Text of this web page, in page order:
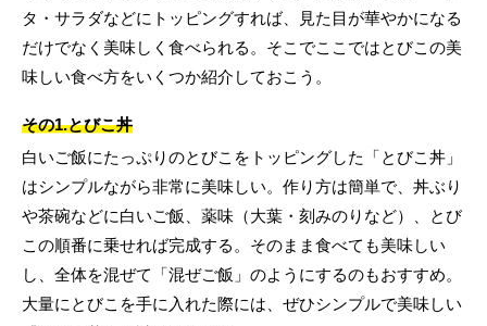
タ・サラダなどにトッピングすれば、見た目が華やかになる
だけでなく美味しく食べられる。そこでここではとびこの美
味しい食べ方をいくつか紹介しておこう。
その1.とびこ丼
白いご飯にたっぷりのとびこをトッピングした「とびこ丼」
はシンプルながら非常に美味しい。作り方は簡単で、丼ぶり
や茶碗などに白いご飯、薬味（大葉・刻みのりなど）、とび
この順番に乗せれば完成する。そのまま食べても美味しい
し、全体を混ぜて「混ぜご飯」のようにするのもおすすめ。
大量にとびこを手に入れた際には、ぜひシンプルで美味しい